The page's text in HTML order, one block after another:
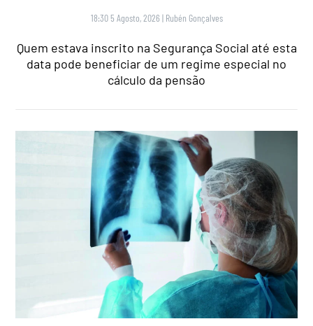
18:30 5 Agosto, 2026 | Rubén Gonçalves
Quem estava inscrito na Segurança Social até esta
data pode beneficiar de um regime especial no
cálculo da pensão